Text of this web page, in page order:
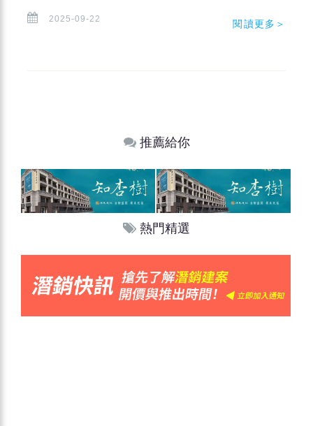
2025-09-22 閱讀更多＞
推薦給你
熱門精選